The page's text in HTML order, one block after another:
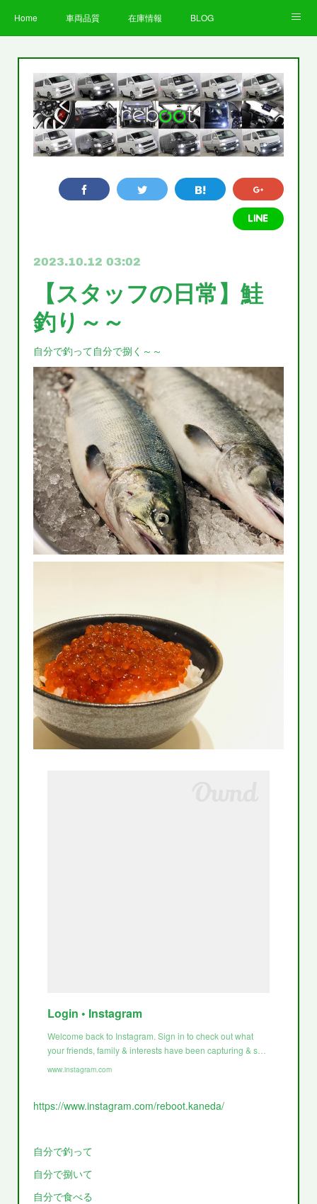
Home 車両品質 在庫情報 BLOG
お客様の声 STAFF 企業情報
プライバシーポリシー
2023.10.12 03:02
【スタッフの日常】鮭
釣り～～
自分で釣って自分で捌く～～
Login • Instagram
Welcome back to Instagram. Sign in to check out what
your friends, family & interests have been capturing & s…
www.instagram.com
https://www.instagram.com/reboot.kaneda/
自分で釣って
自分で捌いて
自分で食べる